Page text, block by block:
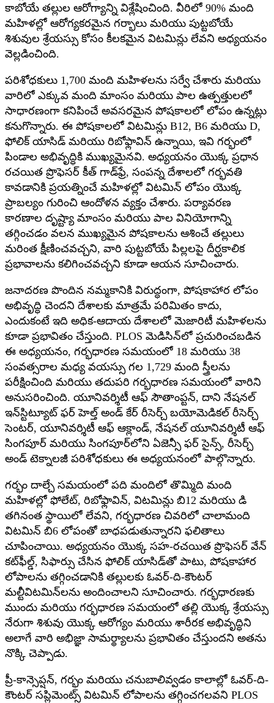
కాబోయే తల్లుల ఆరోగ్యాన్ని విశ్లేషించింది. వీరిలో 90% మంది
మహిళల్లో ఆరోగ్యకరమైన గర్భాలు మరియు పుట్టబోయే
శిశువుల శ్రేయస్సు కోసం కీలకమైన విటమిన్లు లేవని అధ్యయనం
వెల్లడించింది.
పరిశోధకులు 1,700 మంది మహిళలను సర్వే చేశారు మరియు
వారిలో ఎక్కువ మంది మాంసం మరియు పాల ఉత్పత్తులలో
సాధారణంగా కనిపించే అవసరమైన పోషకాలలో లోపం ఉన్నట్లు
కనుగొన్నారు. ఈ పోషకాలలో విటమిన్లు B12, B6 మరియు D,
ఫోలిక్ యాసిడ్ మరియు రిబోఫ్లావిన్ ఉన్నాయి, ఇవి గర్భంలో
పిండాల అభివృద్ధికి ముఖ్యమైనవి. అధ్యయనం యొక్క ప్రధాన
రచయిత ప్రొఫెసర్ కీత్ గాడ్‌ఫ్రే, సంపన్న దేశాలలో గర్భవతి
కావడానికి ప్రయత్నించే మహిళల్లో విటమిన్ లోపం యొక్క
ప్రాబల్యం గురించి ఆందోళన వ్యక్తం చేశారు. పర్యావరణ
కారణాల దృష్ట్యా మాంసం మరియు పాల వినియోగాన్ని
తగ్గించడం వలన ముఖ్యమైన పోషకాలను ఆశించే తల్లులు
మరింత క్షీణించవచ్చని, వారి పుట్టబోయే పిల్లలపై దీర్ఘకాలిక
ప్రభావాలను కలిగించవచ్చని కూడా ఆయన సూచించారు.
జనాదరణ పొందిన నమ్మకానికి విరుద్ధంగా, పోషకాహార లోపం
అభివృద్ధి చెందని దేశాలకు మాత్రమే పరిమితం కాదు,
ఎందుకంటే ఇది అధిక-ఆదాయ దేశాలలో మెజారిటీ మహిళలను
కూడా ప్రభావితం చేస్తుంది. PLOS మెడిసిన్‌లో ప్రచురించబడిన
ఈ అధ్యయనం, గర్భధారణ సమయంలో 18 మరియు 38
సంవత్సరాల మధ్య వయస్సు గల 1,729 మంది స్త్రీలను
పరీక్షించింది మరియు తదుపరి గర్భధారణ సమయంలో వారిని
అనుసరించింది. యూనివర్శిటీ ఆఫ్ సౌతాంప్టన్, దాని నేషనల్
ఇన్‌స్టిట్యూట్ ఫర్ హెల్త్ అండ్ కేర్ రీసెర్చ్ బయోమెడికల్ రీసెర్చ్
సెంటర్, యూనివర్శిటీ ఆఫ్ ఆక్లాండ్, నేషనల్ యూనివర్శిటీ ఆఫ్
సింగపూర్ మరియు సింగపూర్‌లోని ఏజెన్సీ ఫర్ సైన్స్, రీసెర్చ్
అండ్ టెక్నాలజీ పరిశోధకులు ఈ అధ్యయనంలో పాల్గొన్నారు.
గర్భం దాల్చే సమయంలో పది మందిలో తొమ్మిది మంది
మహిళల్లో ఫోలేట్, రిబోఫ్లావిన్, విటమిన్లు బి12 మరియు డి
తగినంత స్థాయిలో లేవని, గర్భధారణ చివరిలో చాలామంది
విటమిన్ బి6 లోపంతో బాధపడుతున్నారని ఫలితాలు
చూపించాయి. అధ్యయనం యొక్క సహ-రచయిత ప్రొఫెసర్ వేన్
కట్‌ఫీల్డ్, సిఫార్సు చేసిన ఫోలిక్ యాసిడ్‌తో పాటు, పోషకాహార
లోపాలను తగ్గించడానికి తల్లులకు ఓవర్-ది-కౌంటర్
మల్టీవిటమిన్‌లను అందించాలని సూచించారు. గర్భధారణకు
ముందు మరియు గర్భధారణ సమయంలో తల్లి యొక్క శ్రేయస్సు
నేరుగా శిశువు యొక్క ఆరోగ్యం మరియు శారీరక అభివృద్ధిని
అలాగే వారి అభిజ్ఞా సామర్థ్యాలను ప్రభావితం చేస్తుందని అతను
నొక్కి చెప్పాడు.
ప్రీ-కాన్సెప్షన్, గర్భం మరియు చనుబాలివ్వడం కాలాల్లో ఓవర్-ది-
కౌంటర్ సప్లిమెంట్స్ విటమిన్ లోపాలను తగ్గించగలవని PLOS